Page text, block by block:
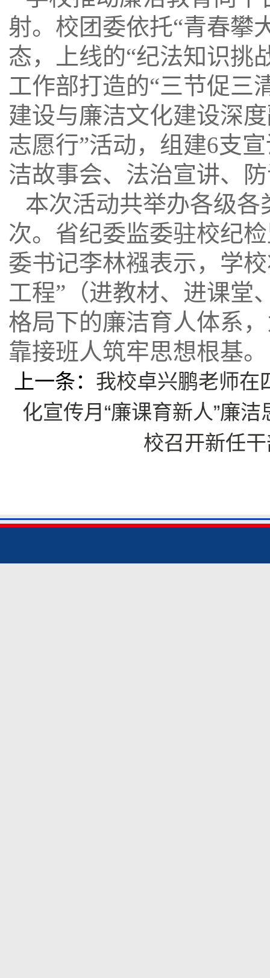
射。校团委依托“青春攀
态，上线的“纪法知识挑
工作部打造的“三节促三
建设与廉洁文化建设深
志愿行”活动，组建6支
洁故事会、法治宣讲、
本次活动共举办各级各
次。省纪委监委驻校纪
委书记李林襁表示，学
工程”（进教材、进课堂
格局下的廉洁育人体系
靠接班人筑牢思想根基。
上一条： 我校卓兴鹏老师在
化宣传月“廉课育新人”廉
校召开新任